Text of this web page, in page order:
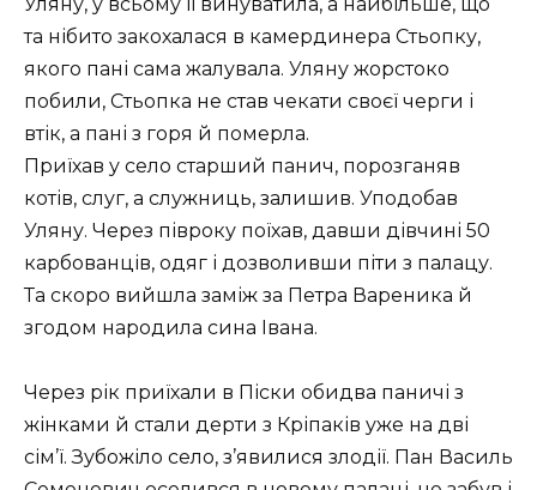
та нібито закохалася в камердинера Стьопку,
якого пані сама жалувала. Уляну жорстоко
побили, Стьопка не став чекати своєї черги і
втік, а пані з горя й померла.
Приїхав у село старший панич, порозганяв
котів, слуг, а служниць, залишив. Уподобав
Уляну. Через півроку поїхав, давши дівчині 50
карбованців, одяг і дозволивши піти з палацу.
Та скоро вийшла заміж за Петра Вареника й
згодом народила сина Івана.
Через рік приїхали в Піски обидва паничі з
жінками й стали дерти з Кріпаків уже на дві
сім’ї. Зубожіло село, з’явилися злодії. Пан Василь